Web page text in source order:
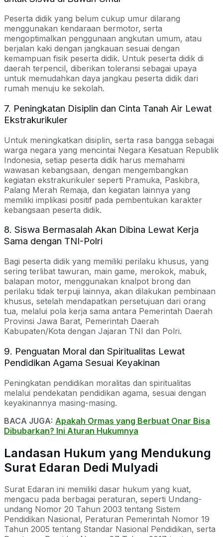
Peserta didik yang belum cukup umur dilarang
menggunakan kendaraan bermotor, serta
mengoptimalkan penggunaan angkutan umum, atau
berjalan kaki dengan jangkauan sesuai dengan
kemampuan fisik peserta didik. Untuk peserta didik di
daerah terpencil, diberikan toleransi sebagai upaya
untuk memudahkan daya jangkau peserta didik dari
rumah menuju ke sekolah.
7. Peningkatan Disiplin dan Cinta Tanah Air Lewat
Ekstrakurikuler
Untuk meningkatkan disiplin, serta rasa bangga sebagai
warga negara yang mencintai Negara Kesatuan Republik
Indonesia, setiap peserta didik harus memahami
wawasan kebangsaan, dengan mengembangkan
kegiatan ekstrakurikuler seperti Pramuka, Paskibra,
Palang Merah Remaja, dan kegiatan lainnya yang
memiliki implikasi positif pada pembentukan karakter
kebangsaan peserta didik.
8. Siswa Bermasalah Akan Dibina Lewat Kerja
Sama dengan TNI-Polri
Bagi peserta didik yang memiliki perilaku khusus, yang
sering terlibat tawuran, main game, merokok, mabuk,
balapan motor, menggunakan knalpot brong dan
perilaku tidak terpuji lainnya, akan dilakukan pembinaan
khusus, setelah mendapatkan persetujuan dari orang
tua, melalui pola kerja sama antara Pemerintah Daerah
Provinsi Jawa Barat, Pemerintah Daerah
Kabupaten/Kota dengan Jajaran TNI dan Polri.
9. Penguatan Moral dan Spiritualitas Lewat
Pendidikan Agama Sesuai Keyakinan
Peningkatan pendidikan moralitas dan spiritualitas
melalui pendekatan pendidikan agama, sesuai dengan
keyakinannya masing-masing.
BACA JUGA: Apakah Ormas yang Berbuat Onar Bisa
Dibubarkan? Ini Aturan Hukumnya
Landasan Hukum yang Mendukung
Surat Edaran Dedi Mulyadi
Surat Edaran ini memiliki dasar hukum yang kuat,
mengacu pada berbagai peraturan, seperti Undang-
undang Nomor 20 Tahun 2003 tentang Sistem
Pendidikan Nasional, Peraturan Pemerintah Nomor 19
Tahun 2005 tentang Standar Nasional Pendidikan, serta